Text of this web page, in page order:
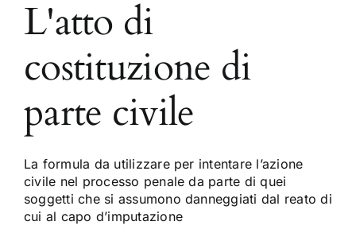
L'atto di
costituzione di
parte civile
La formula da utilizzare per intentare l’azione
civile nel processo penale da parte di quei
soggetti che si assumono danneggiati dal reato di
cui al capo d’imputazione